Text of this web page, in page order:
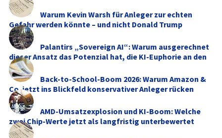
Warum Kevin Warsh für Anleger zur echten
Gefahr werden könnte – und nicht Donald Trump
Palantirs „Sovereign AI“: Warum ausgerechnet
dieser Ansatz das Potenzial hat, die KI-Euphorie an den
...
Back-to-School-Boom 2026: Warum Amazon &
Co. jetzt ins Blickfeld konservativer Anleger rücken
AMD-Umsatzexplosion und KI-Boom: Welche
zwei Chip-Werte jetzt als langfristig unterbewertet
gelten